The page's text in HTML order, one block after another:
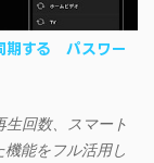
期する パスワー
回数、スマート
能をフル活用し